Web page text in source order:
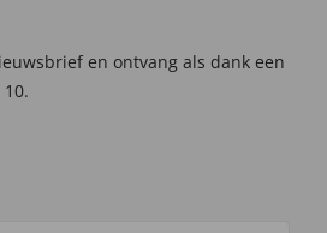
en ontvang als dank een